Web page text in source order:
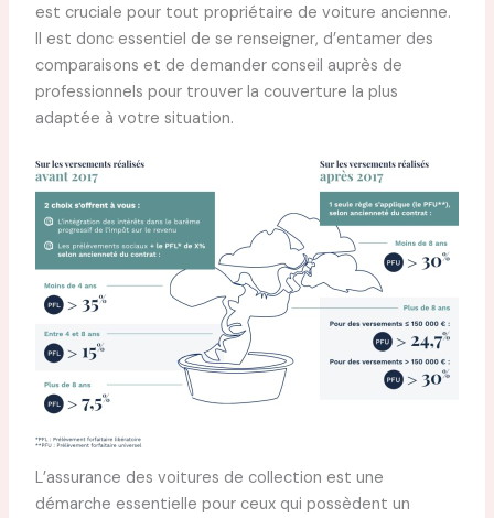
est cruciale pour tout propriétaire de voiture ancienne.
Il est donc essentiel de se renseigner, d’entamer des
comparaisons et de demander conseil auprès de
professionnels pour trouver la couverture la plus
adaptée à votre situation.
L’assurance des voitures de collection est une
démarche essentielle pour ceux qui possèdent un